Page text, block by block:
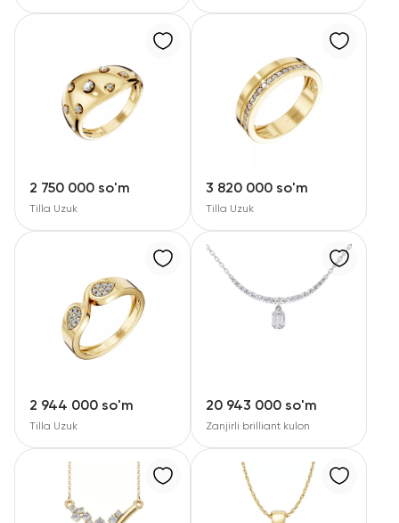
2 750 000 so'm
Tilla Uzuk
3 820 000 so'm
Tilla Uzuk
2 944 000 so'm
Tilla Uzuk
20 943 000 so'm
Zanjirli brilliant kulon